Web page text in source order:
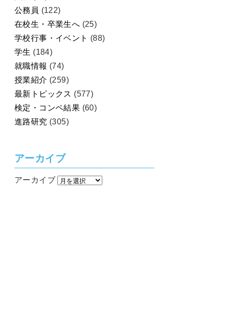
公務員 (122)
在校生・卒業生へ (25)
学校行事・イベント (88)
学生 (184)
就職情報 (74)
授業紹介 (259)
最新トピックス (577)
検定・コンペ結果 (60)
進路研究 (305)
アーカイブ
アーカイブ